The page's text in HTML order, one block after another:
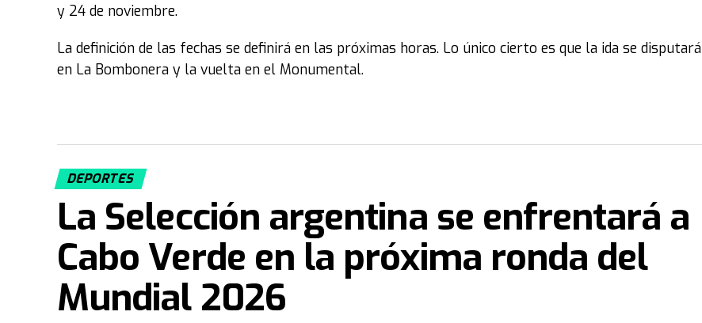
y 24 de noviembre.
La definición de las fechas se definirá en las próximas horas. Lo único cierto es que la ida se disputará
en La Bombonera y la vuelta en el Monumental.
DEPORTES
La Selección argentina se enfrentará a
Cabo Verde en la próxima ronda del
Mundial 2026